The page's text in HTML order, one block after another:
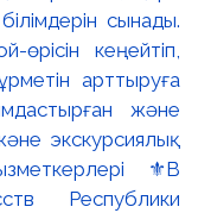
сынады.
кеңейтіп,
арттыруға
және
экскурсиялық
⚜️В
Республики